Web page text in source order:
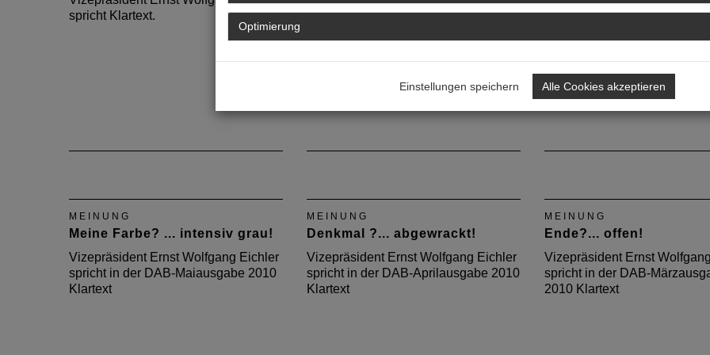
spricht Klartext.
spricht in der DAB-Oktoberausgabe
spricht in der DAB-
MEINUNG
Meine Farbe? ... intensiv grau!
Vizepräsident Ernst Wolfgang Eichler
spricht in der DAB-Maiausgabe 2010
Klartext
MEINUNG
Denkmal ?... abgewrackt!
Vizepräsident Ernst Wolfgang Eichler
spricht in der DAB-Aprilausgabe 2010
Klartext
MEINUNG
Ende?... offen!
Vizepräsident Ernst
spricht in der DAB-
2010 Klartext
Optimierung
Einstellungen speichern Alle Cookies akzeptieren